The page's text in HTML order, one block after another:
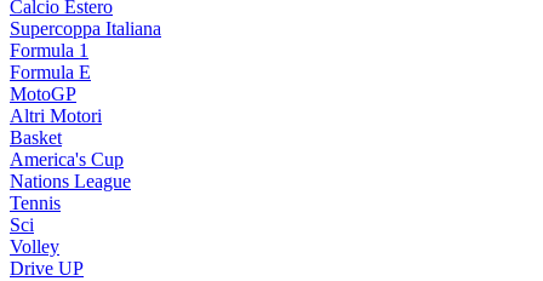
Calcio Estero
Supercoppa Italiana
Formula 1
Formula E
MotoGP
Altri Motori
Basket
America's Cup
Nations League
Tennis
Sci
Volley
Drive UP